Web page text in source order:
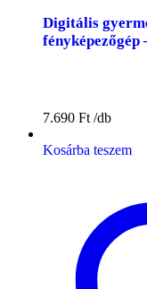
Digitális
fényképezőgép
7.690 Ft
Kosárba teszem